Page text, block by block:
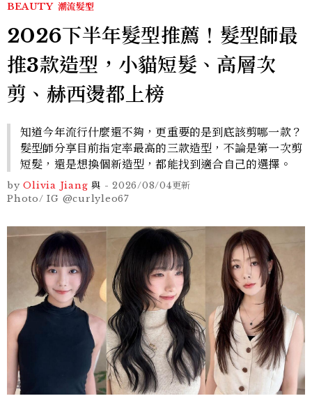
BEAUTY 潮流髮型
2026下半年髮型推薦！髮型師最
推3款造型，小貓短髮、高層次
剪、赫西燙都上榜
知道今年流行什麼還不夠，更重要的是到底該剪哪一款？
髮型師分享目前指定率最高的三款造型，不論是第一次剪
短髮，還是想換個新造型，都能找到適合自己的選擇。
by Olivia Jiang 與 - 2026/08/04更新
Photo/ IG @curlyleo67